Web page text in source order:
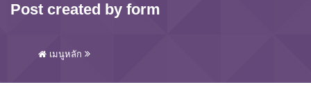
Post created by form
เมนูหลัก